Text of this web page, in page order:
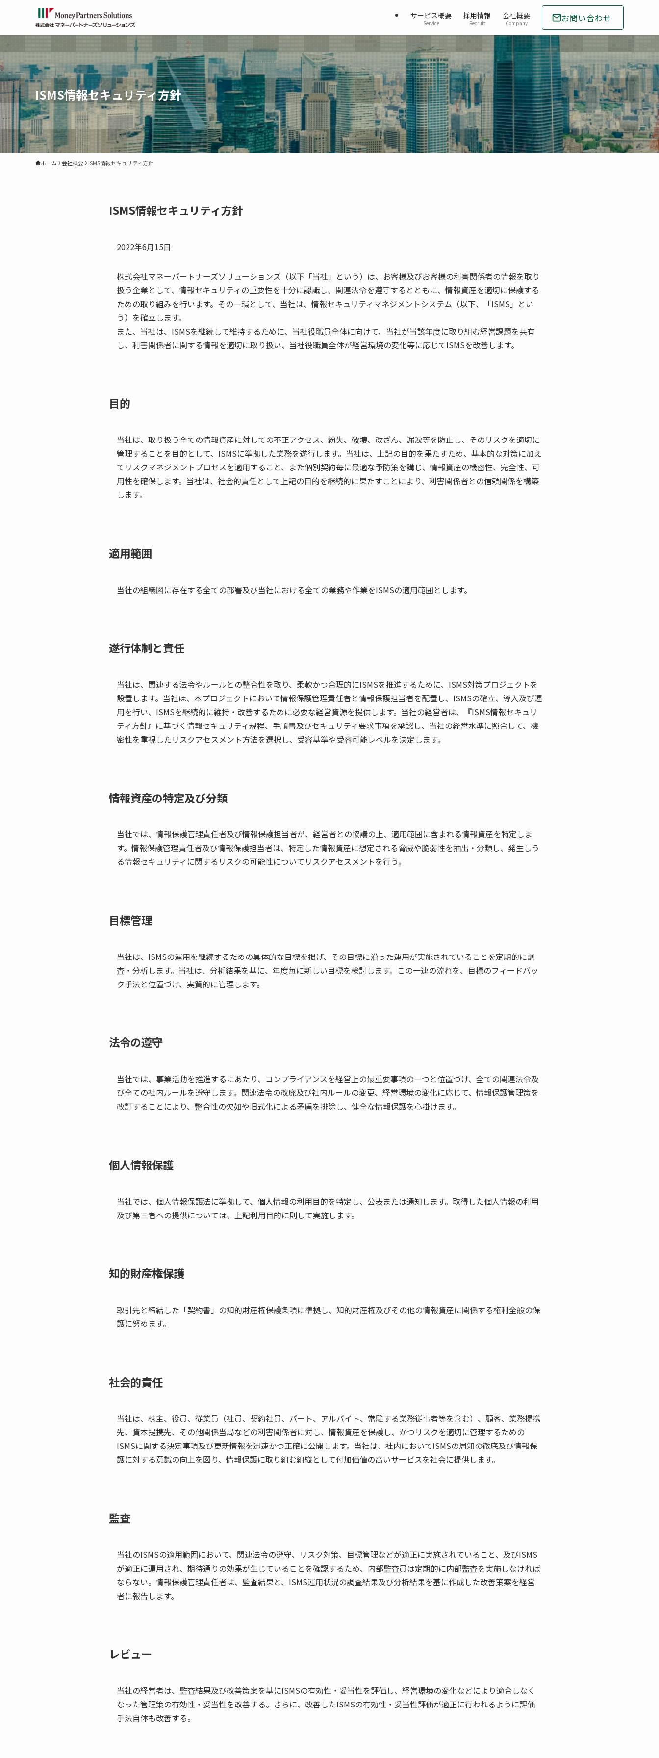
サービス概要
Service
採用情報
Recruit
会社概要
Company お問い合わせ
ISMS情報セキュリティ方針
ホーム 会社概要 ISMS情報セキュリティ方針
ISMS情報セキュリティ方針
2022年6月15日
株式会社マネーパートナーズソリューションズ（以下「当社」という）は、お客様及びお客様の利害関係者の情報を取り
扱う企業として、情報セキュリティの重要性を十分に認識し、関連法令を遵守するとともに、情報資産を適切に保護する
ための取り組みを行います。その一環として、当社は、情報セキュリティマネジメントシステム（以下、「ISMS」とい
う）を確立します。
また、当社は、ISMSを継続して維持するために、当社役職員全体に向けて、当社が当該年度に取り組む経営課題を共有
し、利害関係者に関する情報を適切に取り扱い、当社役職員全体が経営環境の変化等に応じてISMSを改善します。
目的
当社は、取り扱う全ての情報資産に対しての不正アクセス、紛失、破壊、改ざん、漏洩等を防止し、そのリスクを適切に
管理することを目的として、ISMSに準拠した業務を遂行します。当社は、上記の目的を果たすため、基本的な対策に加え
てリスクマネジメントプロセスを適用すること、また個別契約毎に最適な予防策を講じ、情報資産の機密性、完全性、可
用性を確保します。当社は、社会的責任として上記の目的を継続的に果たすことにより、利害関係者との信頼関係を構築
します。
適用範囲
当社の組織図に存在する全ての部署及び当社における全ての業務や作業をISMSの適用範囲とします。
遂行体制と責任
当社は、関連する法令やルールとの整合性を取り、柔軟かつ合理的にISMSを推進するために、ISMS対策プロジェクトを
設置します。当社は、本プロジェクトにおいて情報保護管理責任者と情報保護担当者を配置し、ISMSの確立、導入及び運
用を行い、ISMSを継続的に維持・改善するために必要な経営資源を提供します。当社の経営者は、『ISMS情報セキュリ
ティ方針』に基づく情報セキュリティ規程、手順書及びセキュリティ要求事項を承認し、当社の経営水準に照合して、機
密性を重視したリスクアセスメント方法を選択し、受容基準や受容可能レベルを決定します。
情報資産の特定及び分類
当社では、情報保護管理責任者及び情報保護担当者が、経営者との協議の上、適用範囲に含まれる情報資産を特定しま
す。情報保護管理責任者及び情報保護担当者は、特定した情報資産に想定される脅威や脆弱性を抽出・分類し、発生しう
る情報セキュリティに関するリスクの可能性についてリスクアセスメントを行う。
目標管理
当社は、ISMSの運用を継続するための具体的な目標を掲げ、その目標に沿った運用が実施されていることを定期的に調
査・分析します。当社は、分析結果を基に、年度毎に新しい目標を検討します。この一連の流れを、目標のフィードバッ
ク手法と位置づけ、実質的に管理します。
法令の遵守
当社では、事業活動を推進するにあたり、コンプライアンスを経営上の最重要事項の一つと位置づけ、全ての関連法令及
び全ての社内ルールを遵守します。関連法令の改廃及び社内ルールの変更、経営環境の変化に応じて、情報保護管理策を
改訂することにより、整合性の欠如や旧式化による矛盾を排除し、健全な情報保護を心掛けます。
個人情報保護
当社では、個人情報保護法に準拠して、個人情報の利用目的を特定し、公表または通知します。取得した個人情報の利用
及び第三者への提供については、上記利用目的に則して実施します。
知的財産権保護
取引先と締結した「契約書」の知的財産権保護条項に準拠し、知的財産権及びその他の情報資産に関係する権利全般の保
護に努めます。
社会的責任
当社は、株主、役員、従業員（社員、契約社員、パート、アルバイト、常駐する業務従事者等を含む）、顧客、業務提携
先、資本提携先、その他関係当局などの利害関係者に対し、情報資産を保護し、かつリスクを適切に管理するための
ISMSに関する決定事項及び更新情報を迅速かつ正確に公開します。当社は、社内においてISMSの周知の徹底及び情報保
護に対する意識の向上を図り、情報保護に取り組む組織として付加価値の高いサービスを社会に提供します。
監査
当社のISMSの適用範囲において、関連法令の遵守、リスク対策、目標管理などが適正に実施されていること、及びISMS
が適正に運用され、期待通りの効果が生じていることを確認するため、内部監査員は定期的に内部監査を実施しなければ
ならない。情報保護管理責任者は、監査結果と、ISMS運用状況の調査結果及び分析結果を基に作成した改善策案を経営
者に報告します。
レビュー
当社の経営者は、監査結果及び改善策案を基にISMSの有効性・妥当性を評価し、経営環境の変化などにより適合しなく
なった管理策の有効性・妥当性を改善する。さらに、改善したISMSの有効性・妥当性評価が適正に行われるように評価
手法自体も改善する。